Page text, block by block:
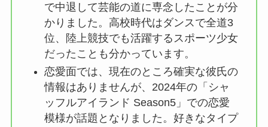
で中退して芸能の道に専念したことが分
かりました。高校時代はダンスで全道3
位、陸上競技でも活躍するスポーツ少女
だったことも分かっています。
恋愛面では、現在のところ確実な彼氏の
情報はありませんが、2024年の「シャ
ッフルアイランド Season5」での恋愛
模様が話題となりました。好きなタイプ